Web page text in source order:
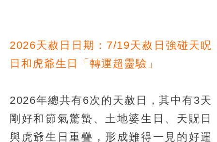
2026天赦日日期：7/19天赦日強碰天眖
日和虎爺生日「轉運超靈驗」
2026年總共有6次的天赦日，其中有3天
剛好和節氣驚蟄、土地婆生日、天貺日
與虎爺生日重疊，形成難得一見的好運